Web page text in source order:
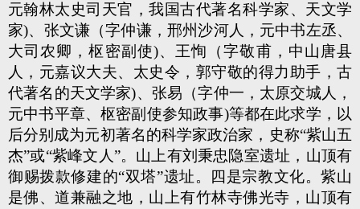
元翰林太史司天官，我国古代著名科学家、天文学
家)、张文谦（字仲谦，邢州沙河人，元中书左丞、
大司农卿，枢密副使)、王恂（字敬甫，中山唐县
人，元嘉议大夫、太史令，郭守敬的得力助手，古
代著名的天文学家)、张易（字仲一，太原交城人，
元中书平章、枢密副使参知政事)等都在此求学，以
后分别成为元初著名的科学家政治家，史称“紫山五
杰”或“紫峰文人”。山上有刘秉忠隐室遗址，山顶有
御赐拨款修建的“双塔”遗址。四是宗教文化。紫山
是佛、道兼融之地，山上有竹林寺佛光寺，山顶有